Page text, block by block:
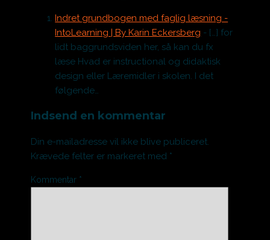
Indret grundbogen med faglig læsning -
IntoLearning | By Karin Eckersberg - […] for
lidt baggrundsviden her, så kan du fx
læse Hvad er instructional og didaktisk
design eller Læremidler i skolen. I det
følgende…
Indsend en kommentar
Din e-mailadresse vil ikke blive publiceret.
Krævede felter er markeret med *
Kommentar *